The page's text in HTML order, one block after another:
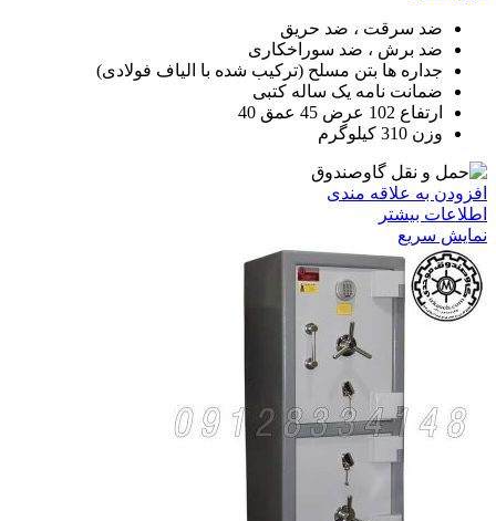
ضد سرقت ، ضد حریق
ضد برش ، ضد سوراخکاری
جداره ها بتن مسلح (ترکیب شده با الیاف فولادی)
ضمانت نامه یک ساله کتبی
ارتفاع 102 عرض 45 عمق 40
وزن 310 کیلوگرم
افزودن به علاقه مندی
اطلاعات بیشتر
نمایش سریع